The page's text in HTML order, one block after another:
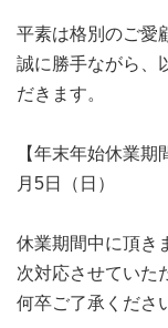
平素は格別のご愛
誠に勝手ながら、
だきます。
【年末年始休業
月5日（日）
休業期間中に頂き
次対応させていた
何卒ご了承くださ